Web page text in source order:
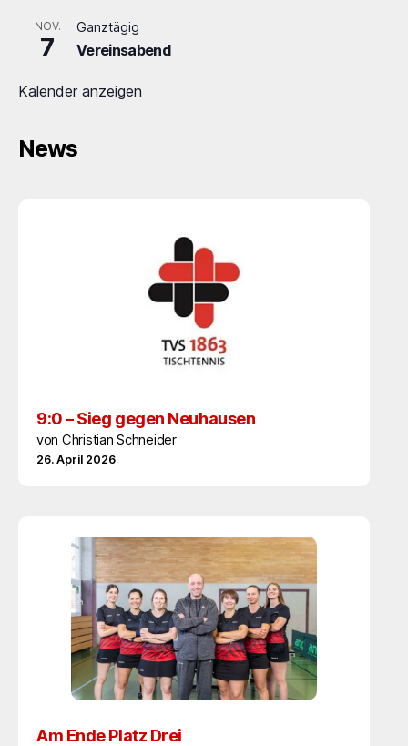
NOV.
7
Ganztägig
Vereinsabend
Kalender anzeigen
News
9:0 – Sieg gegen Neuhausen
von Christian Schneider
26. April 2026
Am Ende Platz Drei